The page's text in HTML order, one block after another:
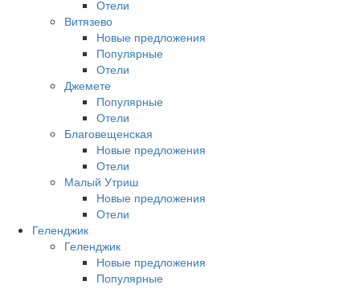
Отели
Витязево
Новые предложения
Популярные
Отели
Джемете
Популярные
Отели
Благовещенская
Новые предложения
Отели
Малый Утриш
Новые предложения
Отели
Геленджик
Геленджик
Новые предложения
Популярные